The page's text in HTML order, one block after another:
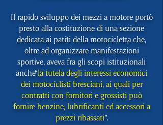
Il rapido sviluppo dei mezzi a motore portò
presto alla costituzione di una sezione
dedicata ai patiti della motocicletta che,
oltre ad organizzare manifestazioni
sportive, aveva fra gli scopi istituzionali
anche“la tutela degli interessi economici
dei motociclisti bresciani, ai quali per
contratti con fornitori e grossisti può
fornire benzine, lubrificanti ed accessori a
prezzi ribassati”.